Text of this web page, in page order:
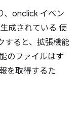
、onclick イベン
成されている 使
すると、拡張機能
のファイルはす
を取得するた